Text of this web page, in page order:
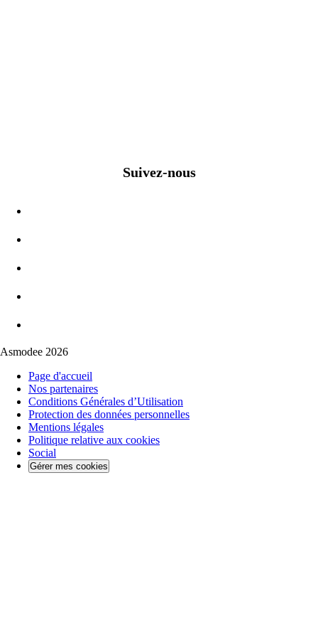
Suivez-nous
Asmodee 2026
Page d'accueil
Nos partenaires
Conditions Générales d’Utilisation
Protection des données personnelles
Mentions légales
Politique relative aux cookies
Social
Gérer mes cookies